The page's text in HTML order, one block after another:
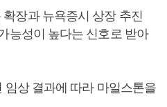
장과 뉴욕증시 상장 추진
능성이 높다는 신호로 받아
임상 결과에 따라 마일스톤을